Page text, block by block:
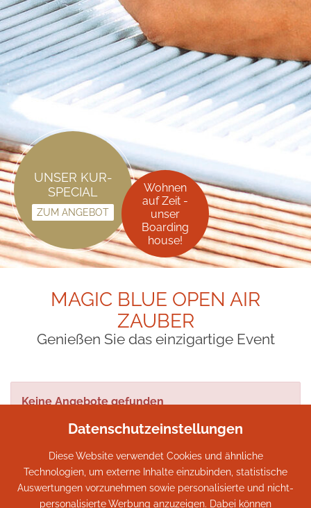
Datenschutzeinstellungen
Diese Website verwendet Cookies und ähnliche
Technologien, um externe Inhalte einzubinden, statistische
Auswertungen vorzunehmen sowie personalisierte und nicht-
personalisierte Werbung anzuzeigen. Dabei können
UNSER KUR-
SPECIAL
ZUM ANGEBOT
Wohnen
aufZeit -
unser
Boarding
house!
MAGIC BLUE OPEN AIR
ZAUBER
Genießen Sie das einzigartige Event
Keine Angebote gefunden
Faschings-Zauber